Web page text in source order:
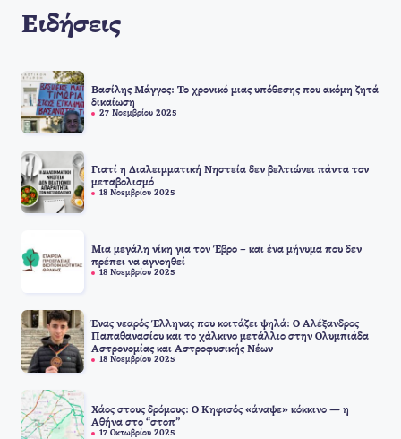
Ειδήσεις
Βασίλης Μάγγος: Το χρονικό μιας υπόθεσης που ακόμη ζητά
δικαίωση
27 Νοεμβρίου 2025
Γιατί η Διαλειμματική Νηστεία δεν βελτιώνει πάντα τον
μεταβολισμό
18 Νοεμβρίου 2025
Μια μεγάλη νίκη για τον Έβρο – και ένα μήνυμα που δεν
πρέπει να αγνοηθεί
18 Νοεμβρίου 2025
Ένας νεαρός Έλληνας που κοιτάζει ψηλά: Ο Αλέξανδρος
Παπαθανασίου και το χάλκινο μετάλλιο στην Ολυμπιάδα
Αστρονομίας και Αστροφυσικής Νέων
18 Νοεμβρίου 2025
Χάος στους δρόμους: Ο Κηφισός «άναψε» κόκκινο — η
Αθήνα στο “στοπ”
17 Οκτωβρίου 2025